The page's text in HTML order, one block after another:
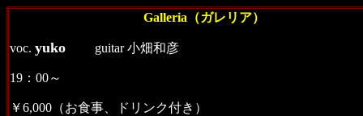
Galleria（ガレリア）
voc. yuko guitar 小畑和彦
19：00～
￥6,000（お食事、ドリンク付き）